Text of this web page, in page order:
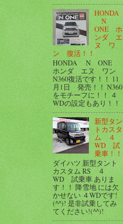
HONDA
N
ONE ホ
ンダ エ
ヌ ワ
ン 復活！！
HONDA N ONE
ホンダ エヌ ワン
N360復活です！！ 11
月1日 発売！！ N360
をモチーフに！！ ４
WDの設定もあり！！
新型タン
トカスタ
ム ４
WD 試
乗車！！
ダイハツ 新型タント
カスタム RS ４
WD 試乗車 ありま
す！！ 降雪地 には欠
かせない ４WDです!
(^^)! 是非試乗してみ
てください!(^^)!